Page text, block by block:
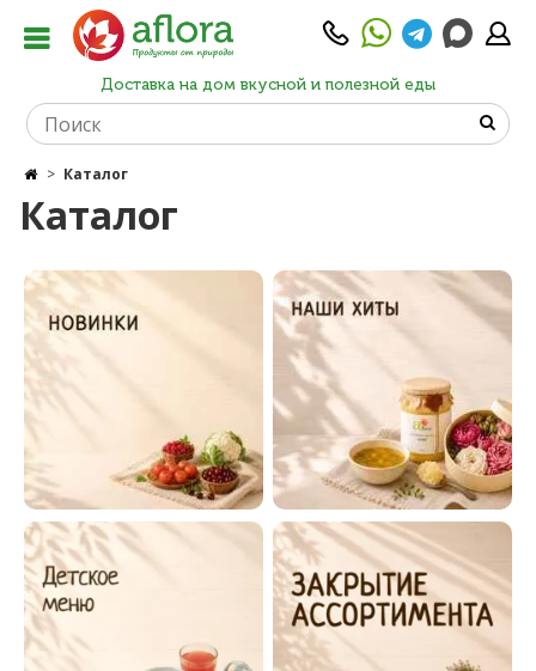
Доставка на дом вкусной и полезной еды
Каталог
Каталог